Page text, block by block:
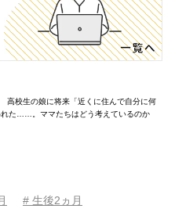
た……。ママたちはどう考えているのか
# 生後2ヵ月